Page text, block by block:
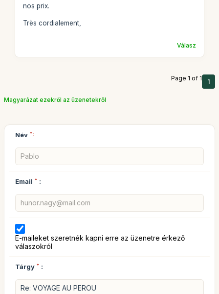
nos prix.
Très cordialement,
Válasz
Page 1 of 1 1
Magyarázat ezekről az üzenetekről
Név *:
Email * :
E-maileket szeretnék kapni erre az üzenetre érkező
válaszokról
Tárgy * :